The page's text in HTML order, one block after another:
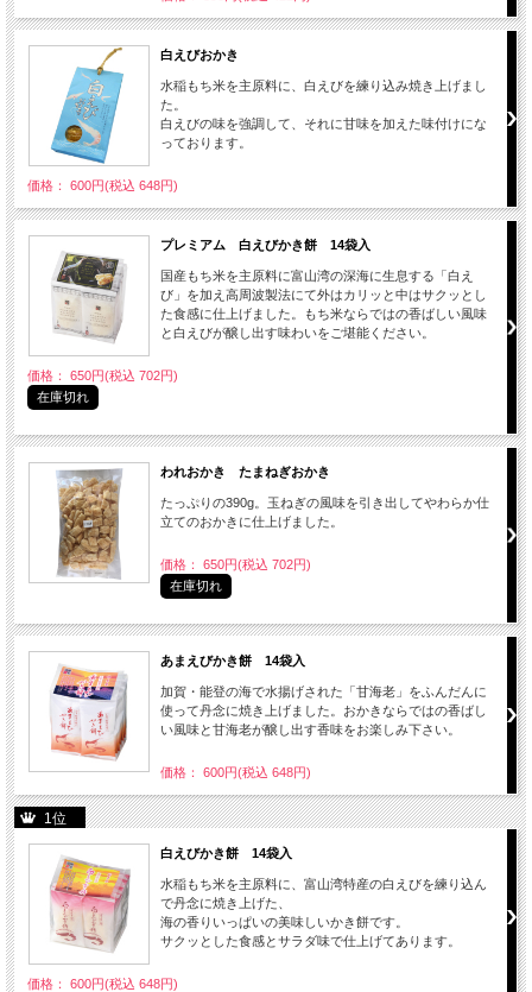
白えびおかき
水稲もち米を主原料に、白えびを練り込み焼き上げまし
た。
白えびの味を強調して、それに甘味を加えた味付けにな
っております。
価格： 600円(税込 648円)
プレミアム 白えびかき餅 14袋入
国産もち米を主原料に富山湾の深海に生息する「白え
び」を加え高周波製法にて外はカリッと中はサクッとし
た食感に仕上げました。もち米ならではの香ばしい風味
と白えびが醸し出す味わいをご堪能ください。
価格： 650円(税込 702円)
在庫切れ
われおかき たまねぎおかき
たっぷりの390g。玉ねぎの風味を引き出してやわらか仕
立てのおかきに仕上げました。
価格： 650円(税込 702円)
在庫切れ
あまえびかき餅 14袋入
加賀・能登の海で水揚げされた「甘海老」をふんだんに
使って丹念に焼き上げました。おかきならではの香ばし
い風味と甘海老が醸し出す香味をお楽しみ下さい。
価格： 600円(税込 648円)
1位
白えびかき餅 14袋入
水稲もち米を主原料に、富山湾特産の白えびを練り込ん
で丹念に焼き上げた、
海の香りいっぱいの美味しいかき餅です。
サクッとした食感とサラダ味で仕上げてあります。
価格： 600円(税込 648円)